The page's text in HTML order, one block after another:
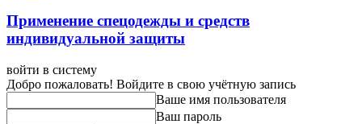
Применение спецодежды и средств
индивидуальной защиты
войти в систему
Добро пожаловать! Войдите в свою учётную запись
Ваше имя пользователя
Ваш пароль